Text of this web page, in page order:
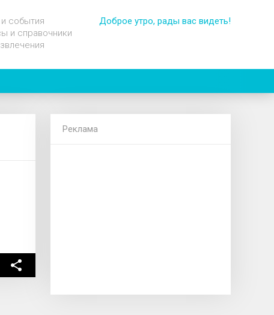
события
и справочники
Доброе утро, рады вас видеть!
Реклама